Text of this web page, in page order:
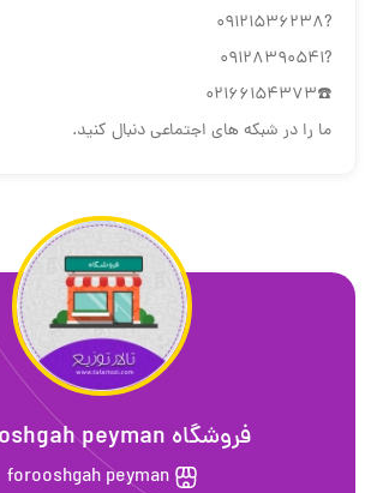
?09121536238
?09128390541
☎️02166154373
ما را در شبکه های اجتماعی دنبال کنید.
فروشگاه forooshgah peyman
forooshgah peyman